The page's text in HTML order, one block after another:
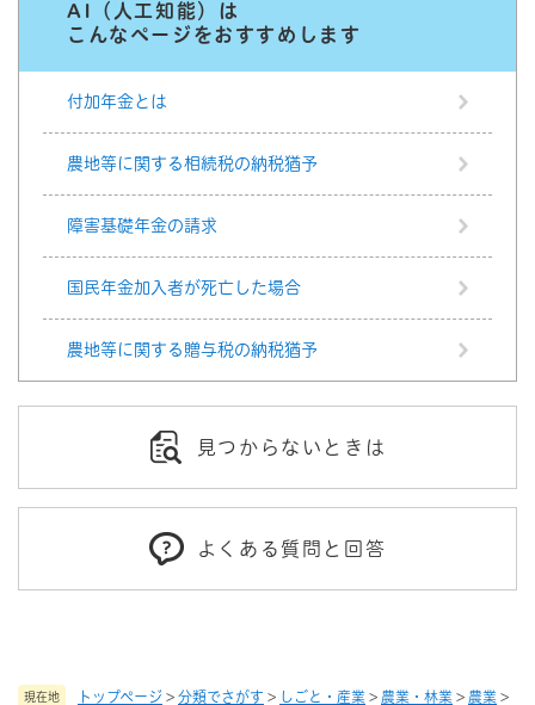
現在地 トップページ > 分類でさがす > しごと・産業 > 農業・林業 > 農業 >
AI（人工知能）は
こんなページをおすすめします
付加年金とは
農地等に関する相続税の納税猶予
障害基礎年金の請求
国民年金加入者が死亡した場合
農地等に関する贈与税の納税猶予
見つからないときは
よくある質問と回答